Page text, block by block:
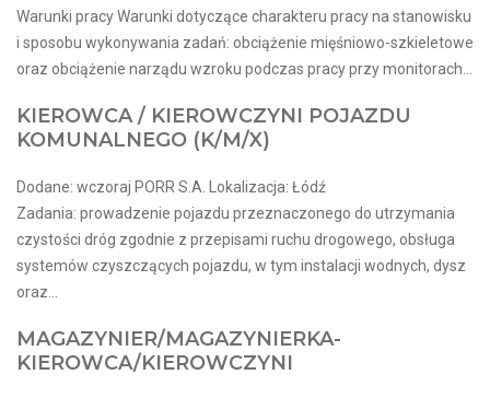
Warunki pracy Warunki dotyczące charakteru pracy na stanowisku
i sposobu wykonywania zadań: obciążenie mięśniowo-szkieletowe
oraz obciążenie narządu wzroku podczas pracy przy monitorach...
KIEROWCA / KIEROWCZYNI POJAZDU
KOMUNALNEGO (K/M/X)
Dodane: wczoraj PORR S.A. Lokalizacja: Łódź
Zadania: prowadzenie pojazdu przeznaczonego do utrzymania
czystości dróg zgodnie z przepisami ruchu drogowego, obsługa
systemów czyszczących pojazdu, w tym instalacji wodnych, dysz
oraz...
MAGAZYNIER/MAGAZYNIERKA-
KIEROWCA/KIEROWCZYNI